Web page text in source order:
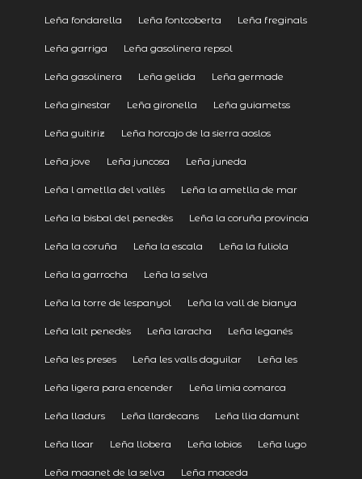
Leña fondarella Leña fontcoberta Leña freginals
Leña garriga Leña gasolinera repsol
Leña gasolinera Leña gelida Leña germade
Leña ginestar Leña gironella Leña guiametss
Leña guitiriz Leña horcajo de la sierra aoslos
Leña jove Leña juncosa Leña juneda
Leña l ametlla del vallès Leña la ametlla de mar
Leña la bisbal del penedès Leña la coruña provincia
Leña la coruña Leña la escala Leña la fuliola
Leña la garrocha Leña la selva
Leña la torre de lespanyol Leña la vall de bianya
Leña lalt penedès Leña laracha Leña leganés
Leña les preses Leña les valls daguilar Leña les
Leña ligera para encender Leña limia comarca
Leña lladurs Leña llardecans Leña llia damunt
Leña lloar Leña llobera Leña lobios Leña lugo
Leña maanet de la selva Leña maceda